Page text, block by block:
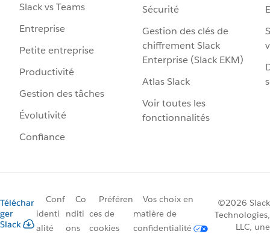
Slack vs Teams
Entreprise
Petite entreprise
Productivité
Gestion des tâches
Évolutivité
Confiance
Sécurité
Gestion des clés de
chiffrement Slack
Enterprise (Slack EKM)
Atlas Slack
Voir toutes les
fonctionnalités
Téléchar
ger
Slack
Conf
identi
alité
Co
nditi
ons
Préféren
ces de
cookies
Vos choix en
matière de
confidentialité
©2026 Slack
Technologies,
LLC, une